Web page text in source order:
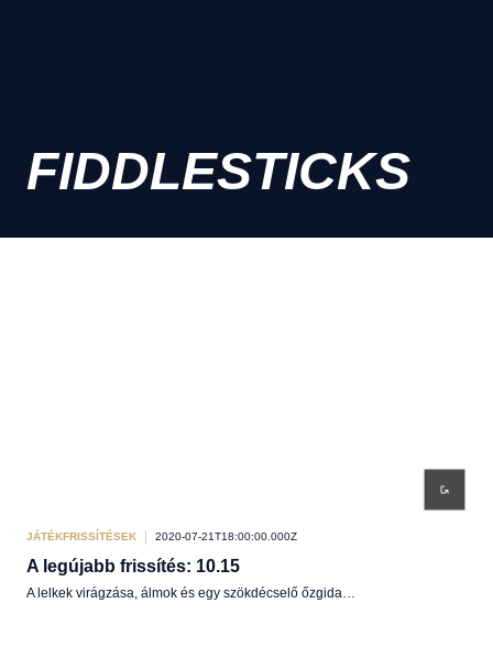
FIDDLESTICKS
JÁTÉKFRISSÍTÉSEK 2020-07-21T18:00:00.000Z
A legújabb frissítés: 10.15
A lelkek virágzása, álmok és egy szökdécselő őzgida…